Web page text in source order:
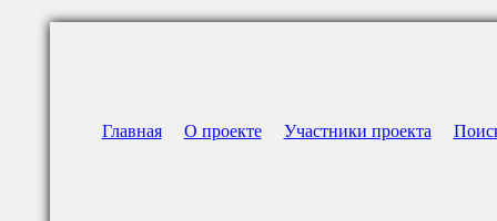
Главная О проекте Участники проекта